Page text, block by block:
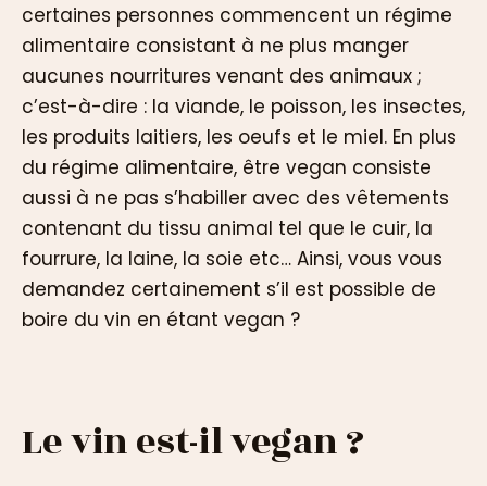
certaines personnes commencent un régime
alimentaire consistant à ne plus manger
aucunes nourritures venant des animaux ;
c’est-à-dire : la viande, le poisson, les insectes,
les produits laitiers, les oeufs et le miel. En plus
du régime alimentaire, être vegan consiste
aussi à ne pas s’habiller avec des vêtements
contenant du tissu animal tel que le cuir, la
fourrure, la laine, la soie etc… Ainsi, vous vous
demandez certainement s’il est possible de
boire du vin en étant vegan ?
Le vin est-il vegan ?